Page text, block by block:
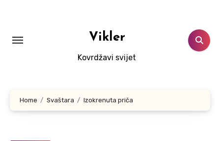
Vikler
Kovrdžavi svijet
Home Svaštara Izokrenuta priča